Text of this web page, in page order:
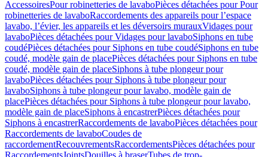
AccessoiresPour robinetteries de lavaboPièces détachées pour Pour
robinetteries de lavaboRaccordements des appareils pour l’espace
lavabo, l’évier, les appareils et les déversoirs murauxVidages pour
lavaboPièces détachées pour Vidages pour lavaboSiphons en tube
coudéPièces détachées pour Siphons en tube coudéSiphons en tube
coudé, modèle gain de placePièces détachées pour Siphons en tube
coudé, modèle gain de placeSiphons à tube plongeur pour
lavaboPièces détachées pour Siphons à tube plongeur pour
lavaboSiphons à tube plongeur pour lavabo, modèle gain de
placePièces détachées pour Siphons à tube plongeur pour lavabo,
modèle gain de placeSiphons à encastrerPièces détachées pour
Siphons à encastrerRaccordements de lavaboPièces détachées pour
Raccordements de lavaboCoudes de
raccordementRecouvrementsRaccordementsPièces détachées pour
RaccordementsJointsDouilles à braserTubes de trop-